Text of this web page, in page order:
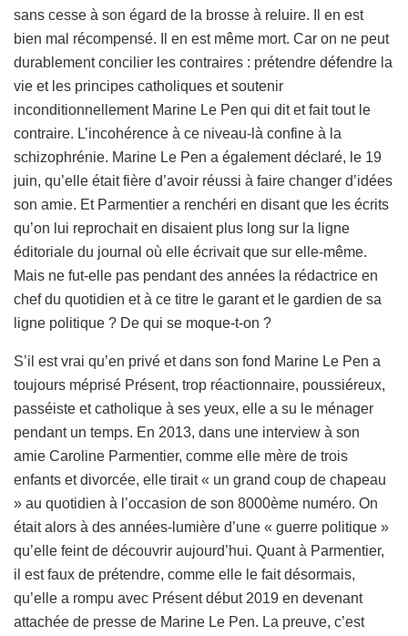
sans cesse à son égard de la brosse à reluire. Il en est
bien mal récompensé. Il en est même mort. Car on ne peut
durablement concilier les contraires : prétendre défendre la
vie et les principes catholiques et soutenir
inconditionnellement Marine Le Pen qui dit et fait tout le
contraire. L’incohérence à ce niveau-là confine à la
schizophrénie. Marine Le Pen a également déclaré, le 19
juin, qu’elle était fière d’avoir réussi à faire changer d’idées
son amie. Et Parmentier a renchéri en disant que les écrits
qu’on lui reprochait en disaient plus long sur la ligne
éditoriale du journal où elle écrivait que sur elle-même.
Mais ne fut-elle pas pendant des années la rédactrice en
chef du quotidien et à ce titre le garant et le gardien de sa
ligne politique ? De qui se moque-t-on ?
S’il est vrai qu’en privé et dans son fond Marine Le Pen a
toujours méprisé Présent, trop réactionnaire, poussiéreux,
passéiste et catholique à ses yeux, elle a su le ménager
pendant un temps. En 2013, dans une interview à son
amie Caroline Parmentier, comme elle mère de trois
enfants et divorcée, elle tirait « un grand coup de chapeau
» au quotidien à l’occasion de son 8000ème numéro. On
était alors à des années-lumière d’une « guerre politique »
qu’elle feint de découvrir aujourd’hui. Quant à Parmentier,
il est faux de prétendre, comme elle le fait désormais,
qu’elle a rompu avec Présent début 2019 en devenant
attachée de presse de Marine Le Pen. La preuve, c’est